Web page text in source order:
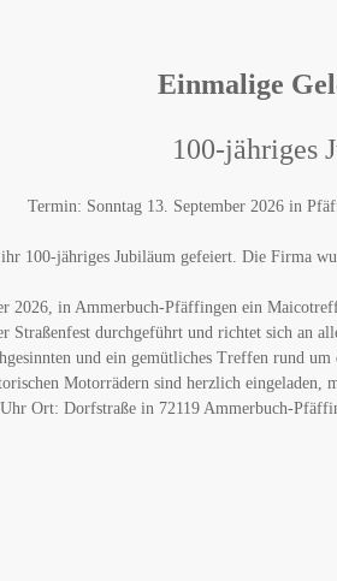
Einmalige
100-jähriges
Termin: Sonntag 13. September 2026 in
100-jähriges Jubiläum gefeiert. Die Firma
2026, in Ammerbuch-Pfäffingen ein
durchgeführt und richtet sich an
und ein gemütliches Treffen rund
Motorrädern sind herzlich eingeladen,
Ort: Dorfstraße in 72119 Ammerbuch-